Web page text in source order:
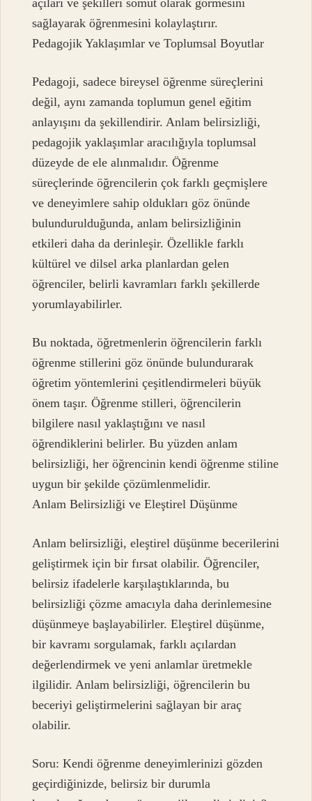
sağlayarak öğrenmesini kolaylaştırır.
Pedagojik Yaklaşımlar ve Toplumsal Boyutlar
Pedagoji, sadece bireysel öğrenme süreçlerini
değil, aynı zamanda toplumun genel eğitim
anlayışını da şekillendirir. Anlam belirsizliği,
pedagojik yaklaşımlar aracılığıyla toplumsal
düzeyde de ele alınmalıdır. Öğrenme
süreçlerinde öğrencilerin çok farklı geçmişlere
ve deneyimlere sahip oldukları göz önünde
bulundurulduğunda, anlam belirsizliğinin
etkileri daha da derinleşir. Özellikle farklı
kültürel ve dilsel arka planlardan gelen
öğrenciler, belirli kavramları farklı şekillerde
yorumlayabilirler.
Bu noktada, öğretmenlerin öğrencilerin farklı
öğrenme stillerini göz önünde bulundurarak
öğretim yöntemlerini çeşitlendirmeleri büyük
önem taşır. Öğrenme stilleri, öğrencilerin
bilgilere nasıl yaklaştığını ve nasıl
öğrendiklerini belirler. Bu yüzden anlam
belirsizliği, her öğrencinin kendi öğrenme stiline
uygun bir şekilde çözümlenmelidir.
Anlam Belirsizliği ve Eleştirel Düşünme
Anlam belirsizliği, eleştirel düşünme becerilerini
geliştirmek için bir fırsat olabilir. Öğrenciler,
belirsiz ifadelerle karşılaştıklarında, bu
belirsizliği çözme amacıyla daha derinlemesine
düşünmeye başlayabilirler. Eleştirel düşünme,
bir kavramı sorgulamak, farklı açılardan
değerlendirmek ve yeni anlamlar üretmekle
ilgilidir. Anlam belirsizliği, öğrencilerin bu
beceriyi geliştirmelerini sağlayan bir araç
olabilir.
Soru: Kendi öğrenme deneyimlerinizi gözden
geçirdiğinizde, belirsiz bir durumla